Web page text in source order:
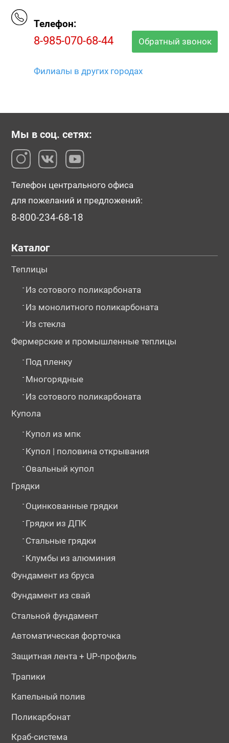
Телефон:
8-985-070-68-44 Обратный звонок
Филиалы в других городах
Мы в соц. сетях:
Телефон центрального офиса
для пожеланий и предложений:
8-800-234-68-18
Каталог
Теплицы
- Из сотового поликарбоната
- Из монолитного поликарбоната
- Из стекла
Фермерские и промышленные теплицы
- Под пленку
- Многорядные
- Из сотового поликарбоната
Купола
- Купол из мпк
- Купол | половина открывания
- Овальный купол
Грядки
- Оцинкованные грядки
- Грядки из ДПК
- Стальные грядки
- Клумбы из алюминия
Фундамент из бруса
Фундамент из свай
Стальной фундамент
Автоматическая форточка
Защитная лента + UP-профиль
Трапики
Капельный полив
Поликарбонат
Краб-система